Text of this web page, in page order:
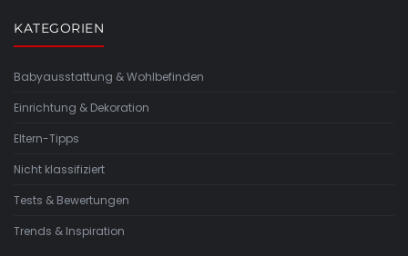
KATEGORIEN
Babyausstattung & Wohlbefinden
Einrichtung & Dekoration
Eltern-Tipps
Nicht klassifiziert
Tests & Bewertungen
Trends & Inspiration